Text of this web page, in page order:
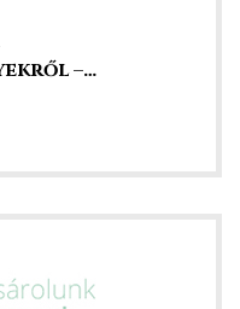
–